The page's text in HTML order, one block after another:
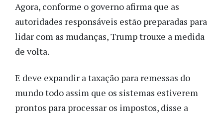
Agora, conforme o governo afirma que as
autoridades responsáveis estão preparadas para
lidar com as mudanças, Trump trouxe a medida
de volta.
E deve expandir a taxação para remessas do
mundo todo assim que os sistemas estiverem
prontos para processar os impostos, disse a